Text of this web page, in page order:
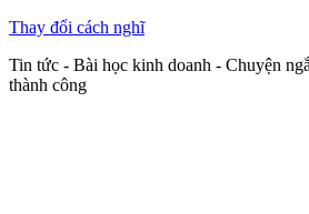
Thay đổi cách nghĩ
Tin tức - Bài học kinh doanh - Chuyện
thành công